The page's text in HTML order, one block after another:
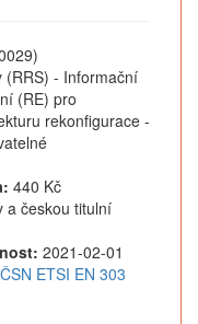
(RRS) - Informační
(RE) pro
rekonfigurace -
440 Kč
a českou titulní
2021-02-01
ETSI EN 303